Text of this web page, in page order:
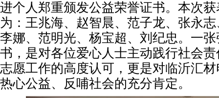
进个人郑重颁发公益荣誉证书。本次
为：王兆海、赵智晨、范子龙、张永
李娜、范明光、杨宝超、刘纪忠。一
书，是对各位爱心人士主动践行社会
志愿工作的高度认可，更是对临沂汇
热心公益、反哺社会的充分肯定。